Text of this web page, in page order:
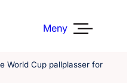
Meny
World Cup pallplasser for